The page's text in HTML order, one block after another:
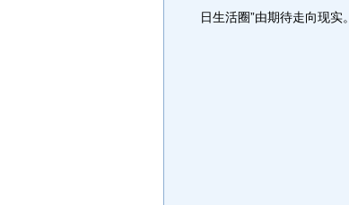
日生活圈”由期待走向现实。